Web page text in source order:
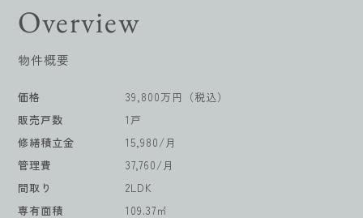
Overview
物件概要
価格
39,800万円（税込）
販売戸数
1戸
修繕積立金
15,980/月
管理費
37,760/月
間取り
2LDK
専有面積
109.37㎡